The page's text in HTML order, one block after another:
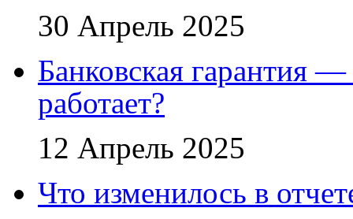
30 Апрель 2025
Банковская гарантия
работает?
12 Апрель 2025
Что изменилось в